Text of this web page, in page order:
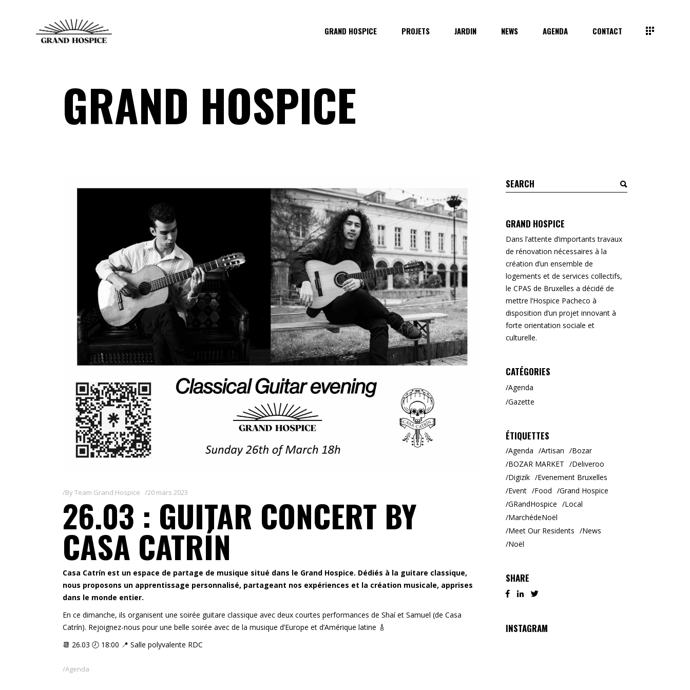
GRAND HOSPICE PROJETS JARDIN NEWS AGENDA CONTACT
GRAND HOSPICE
ByTeam Grand Hospice 20 mars 2023
26.03 : GUITAR CONCERT BY
CASA CATRÍN
Casa Catrín est un espace de partage de musique situé dans le Grand Hospice. Dédiés à la guitare classique,
nous proposons un apprentissage personnalisé, partageant nos expériences et la création musicale, apprises
dans le monde entier.
En ce dimanche, ils organisent une soirée guitare classique avec deux courtes performances de Shaí et Samuel (de Casa
Catrín). Rejoignez-nous pour une belle soirée avec de la musique d’Europe et d’Amérique latine 🎸
📆 26.03 🕗 18:00 📍 Salle polyvalente RDC
Agenda
Search
for:
GRAND HOSPICE
Dans l’attente d’importants travaux
de rénovation nécessaires à la
création d’un ensemble de
logements et de services collectifs,
le CPAS de Bruxelles a décidé de
mettre l’Hospice Pacheco à
disposition d’un projet innovant à
forte orientation sociale et
culturelle.
CATÉGORIES
Agenda
Gazette
ÉTIQUETTES
Agenda Artisan
Bozar
BOZAR MARKET
Deliveroo
Digizik
Evenement Bruxelles
Event
Food
Grand Hospice
GRandHospice
Local
MarchédeNoël
Meet Our Residents
News
Noël
SHARE
INSTAGRAM